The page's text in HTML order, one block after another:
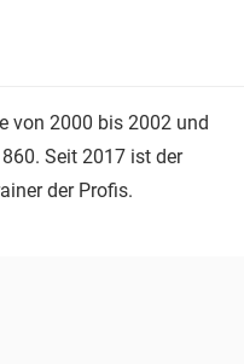
von 2000 bis 2002 und
Seit 2017 ist der
der Profis.